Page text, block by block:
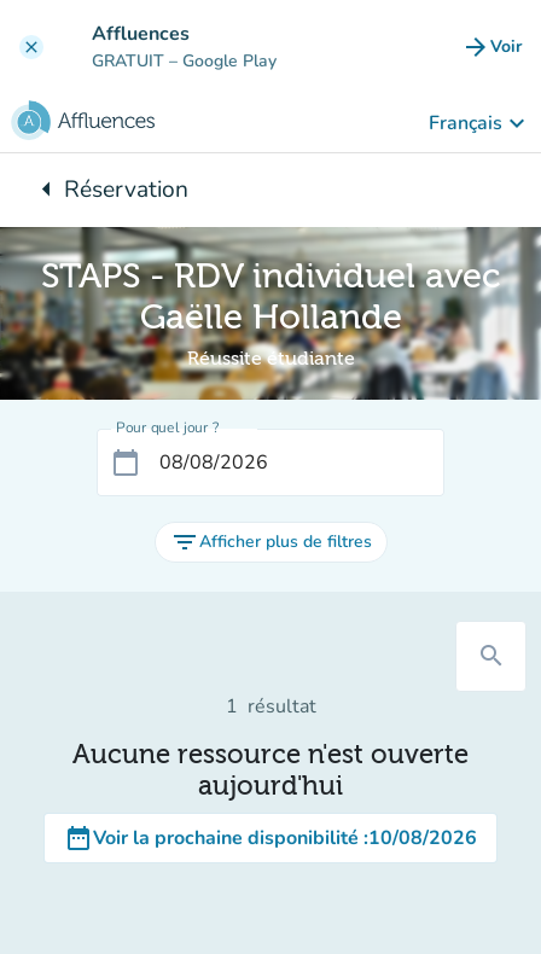
clear Affluences
GRATUIT – Google Play arrow_forward Voir
Français keyboard_arrow_down
arrow_leftRetour à :
Réservation
STAPS - RDV individuel avec
Gaëlle Hollande
Réussite étudiante
Pour quel jour ?
calendar_today
filter_listAfficher plus de filtres
search
1 résultat
Aucune ressource n'est ouverte
aujourd'hui
date_rangeVoir la prochaine disponibilité :10/08/2026